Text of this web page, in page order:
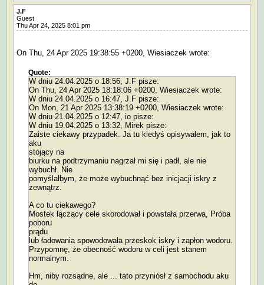
J.F
Guest
Thu Apr 24, 2025 8:01 pm
On Thu, 24 Apr 2025 19:38:55 +0200, Wiesiaczek wrote:
Quote:
W dniu 24.04.2025 o 18:56, J.F pisze:
On Thu, 24 Apr 2025 18:18:06 +0200, Wiesiaczek wrote:
W dniu 24.04.2025 o 16:47, J.F pisze:
On Mon, 21 Apr 2025 13:38:19 +0200, Wiesiaczek wrote:
W dniu 21.04.2025 o 12:47, io pisze:
W dniu 19.04.2025 o 13:32, Mirek pisze:
Zaiste ciekawy przypadek. Ja tu kiedyś opisywałem, jak to
aku
stojący na
biurku na podtrzymaniu nagrzał mi się i padł, ale nie
wybuchł. Nie
pomyślałbym, że może wybuchnąć bez inicjacji iskry z
zewnątrz.
A co tu ciekawego?
Mostek łączący cele skorodował i powstała przerwa, Próba
poboru
prądu
lub ładowania spowodowała przeskok iskry i zapłon wodoru.
Przypomnę, że obecność wodoru w celi jest stanem
normalnym.
Hm, niby rozsądne, ale ... tato przyniósł z samochodu aku